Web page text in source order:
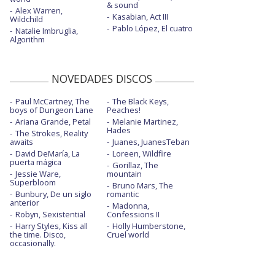
Alex Warren,
Wildchild
Natalie Imbruglia,
Algorithm
& sound
Kasabian, Act III
Pablo López, El cuatro
NOVEDADES DISCOS
Paul McCartney, The
boys of Dungeon Lane
Ariana Grande, Petal
The Strokes, Reality
awaits
David DeMaría, La
puerta mágica
Jessie Ware,
Superbloom
Bunbury, De un siglo
anterior
Robyn, Sexistential
Harry Styles, Kiss all
the time. Disco,
occasionally.
The Black Keys,
Peaches!
Melanie Martinez,
Hades
Juanes, JuanesTeban
Loreen, Wildfire
Gorillaz, The
mountain
Bruno Mars, The
romantic
Madonna,
Confessions II
Holly Humberstone,
Cruel world